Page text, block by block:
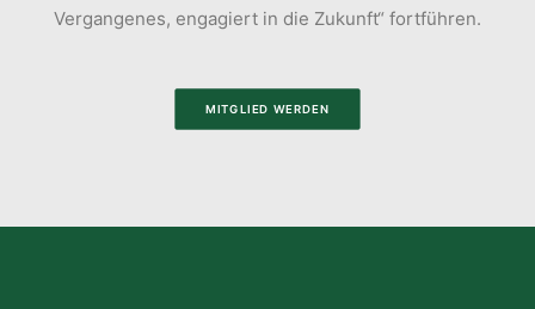
Vergangenes, engagiert in die Zukunft“ fortführen.
MITGLIED WERDEN